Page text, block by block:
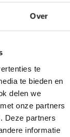
Over
te
te bieden en
delen we
onze partners
Deze partners
informatie
vrijdag van